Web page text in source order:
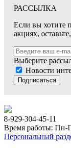
РАССЫЛКА
Если вы хотите
акциях,
Выберите
Новости
Подписаться
8-929-304-45-11
Время работы: Пн-
Персональный